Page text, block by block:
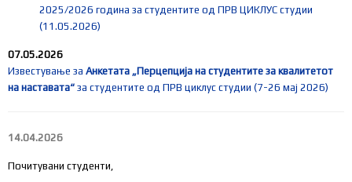
2025/2026 година за студентите од ПРВ ЦИКЛУС студии
(11.05.2026)
07.05.2026
Известување за Анкетата „Перцепција на студентите за квалитетот
на наставата“ за студентите од ПРВ циклус студии (7-26 мај 2026)
14.04.2026
Почитувани студенти,